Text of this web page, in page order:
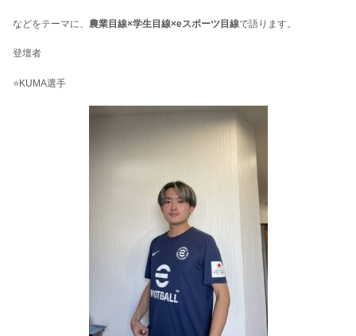
などをテーマに、 農業目線×学生目線×eスポーツ目線で語ります。
登壇者
⭐KUMA選手